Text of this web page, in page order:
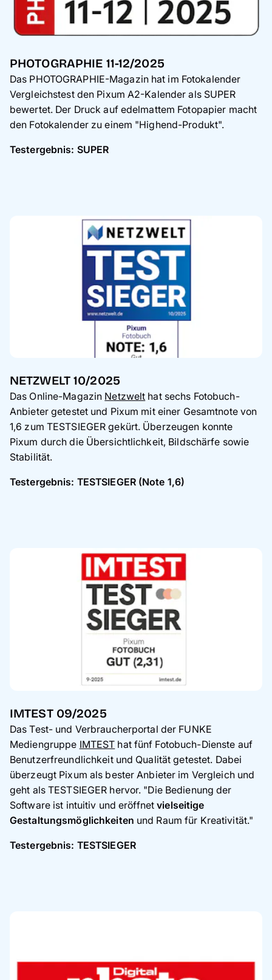
PHOTOGRAPHIE 11-12/2025
Das PHOTOGRAPHIE-Magazin hat im Fotokalender
Vergleichstest den Pixum A2-Kalender als SUPER
bewertet. Der Druck auf edelmattem Fotopapier macht
den Fotokalender zu einem "Highend-Produkt".
Testergebnis: SUPER
NETZWELT 10/2025
Das Online-Magazin Netzwelt hat sechs Fotobuch-
Anbieter getestet und Pixum mit einer Gesamtnote von
1,6 zum TESTSIEGER gekürt. Überzeugen konnte
Pixum durch die Übersichtlichkeit, Bildschärfe sowie
Stabilität.
Testergebnis: TESTSIEGER (Note 1,6)
IMTEST 09/2025
Das Test- und Verbraucherportal der FUNKE
Mediengruppe IMTEST hat fünf Fotobuch-Dienste auf
Benutzerfreundlichkeit und Qualität getestet. Dabei
überzeugt Pixum als bester Anbieter im Vergleich und
geht als TESTSIEGER hervor. "Die Bedienung der
Software ist intuitiv und eröffnetvielseitige
Gestaltungsmöglichkeiten und Raum für Kreativität."
Testergebnis: TESTSIEGER